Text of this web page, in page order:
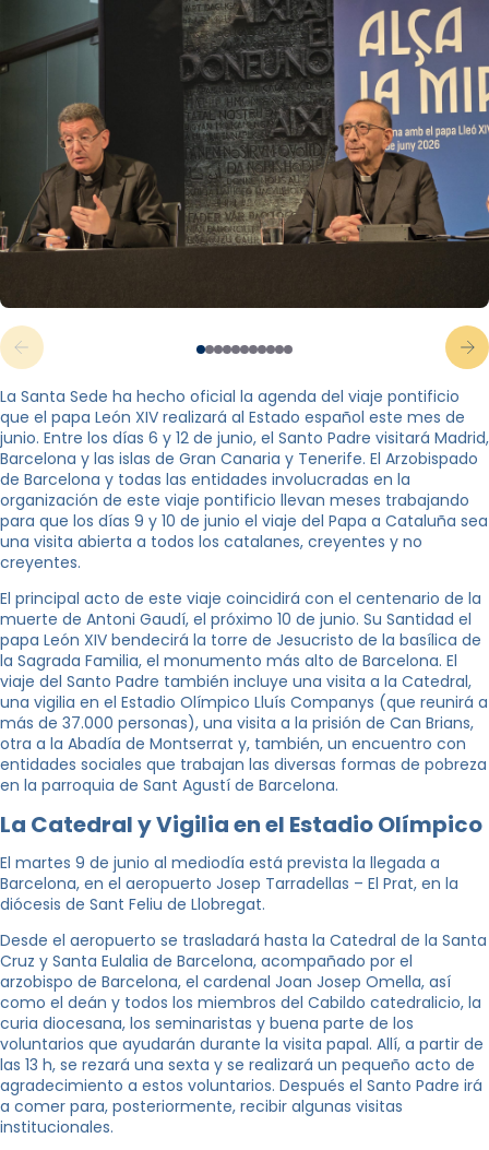
La Santa Sede ha hecho oficial la agenda del viaje pontificio
que el papa León XIV realizará al Estado español este mes de
junio. Entre los días 6 y 12 de junio, el Santo Padre visitará Madrid,
Barcelona y las islas de Gran Canaria y Tenerife. El Arzobispado
de Barcelona y todas las entidades involucradas en la
organización de este viaje pontificio llevan meses trabajando
para que los días 9 y 10 de junio el viaje del Papa a Cataluña sea
una visita abierta a todos los catalanes, creyentes y no
creyentes.
El principal acto de este viaje coincidirá con el centenario de la
muerte de Antoni Gaudí, el próximo 10 de junio. Su Santidad el
papa León XIV bendecirá la torre de Jesucristo de la basílica de
la Sagrada Familia, el monumento más alto de Barcelona. El
viaje del Santo Padre también incluye una visita a la Catedral,
una vigilia en el Estadio Olímpico Lluís Companys (que reunirá a
más de 37.000 personas), una visita a la prisión de Can Brians,
otra a la Abadía de Montserrat y, también, un encuentro con
entidades sociales que trabajan las diversas formas de pobreza
en la parroquia de Sant Agustí de Barcelona.
La Catedral y Vigilia en el Estadio Olímpico
El martes 9 de junio al mediodía está prevista la llegada a
Barcelona, en el aeropuerto Josep Tarradellas – El Prat, en la
diócesis de Sant Feliu de Llobregat.
Desde el aeropuerto se trasladará hasta la Catedral de la Santa
Cruz y Santa Eulalia de Barcelona, acompañado por el
arzobispo de Barcelona, el cardenal Joan Josep Omella, así
como el deán y todos los miembros del Cabildo catedralicio, la
curia diocesana, los seminaristas y buena parte de los
voluntarios que ayudarán durante la visita papal. Allí, a partir de
las 13 h, se rezará una sexta y se realizará un pequeño acto de
agradecimiento a estos voluntarios. Después el Santo Padre irá
a comer para, posteriormente, recibir algunas visitas
institucionales.